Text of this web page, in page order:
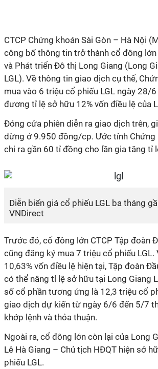
CTCP Chứng khoán Sài Gòn – Hà Nội
công bố thông tin trở thành cổ đông
và Phát triển Đô thị Long Giang (Long
LGL). Về thông tin giao dịch cụ thể,
mua vào 6 triệu cổ phiếu LGL ngày 28/
đương tỉ lệ sở hữu 12% vốn điều lệ của
Đóng cửa phiên diễn ra giao dịch trên,
dừng ở 9.950 đồng/cp. Ước tính Chứng
chi ra gần 60 tỉ đồng cho lần gia tăng tỉ
Diễn biến giá cổ phiếu LGL ba tháng
VNDirect
Trước đó, cổ đông lớn CTCP Tập đoàn
cũng đăng ký mua 7 triệu cổ phiếu
10,63% vốn điều lệ hiện tại, Tập đoàn
có thể nâng tỉ lệ sở hữu tại Long Giang
số cổ phần tương ứng là 12,3 triệu cổ
giao dịch dự kiến từ ngày 6/6 đến 5/7
khớp lệnh và thỏa thuận.
Ngoài ra, cổ đông lớn còn lại của Long
Lê Hà Giang – Chủ tịch HĐQT hiện sở
phiếu LGL.